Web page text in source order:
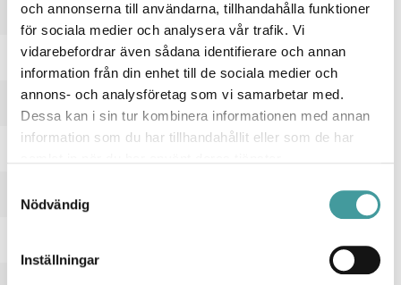
och annonserna till användarna, tillhandahålla funktioner
för sociala medier och analysera vår trafik. Vi
vidarebefordrar även sådana identifierare och annan
information från din enhet till de sociala medier och
annons- och analysföretag som vi samarbetar med.
Dessa kan i sin tur kombinera informationen med annan
information som du har tillhandahållit eller som de har
Nödvändig
Inställningar
Ja
Lämplig för väggmontering
Ja
Material hus/kapsling/stomme
Stål
Material Kupa/Kåpa
Ja
Nej